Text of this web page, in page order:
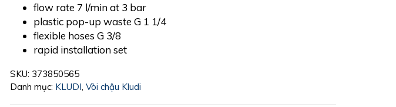
flow rate 7 l/min at 3 bar
plastic pop-up waste G 1 1/4
flexible hoses G 3/8
rapid installation set
SKU: 373850565
Danh mục: KLUDI, Vòi chậu Kludi